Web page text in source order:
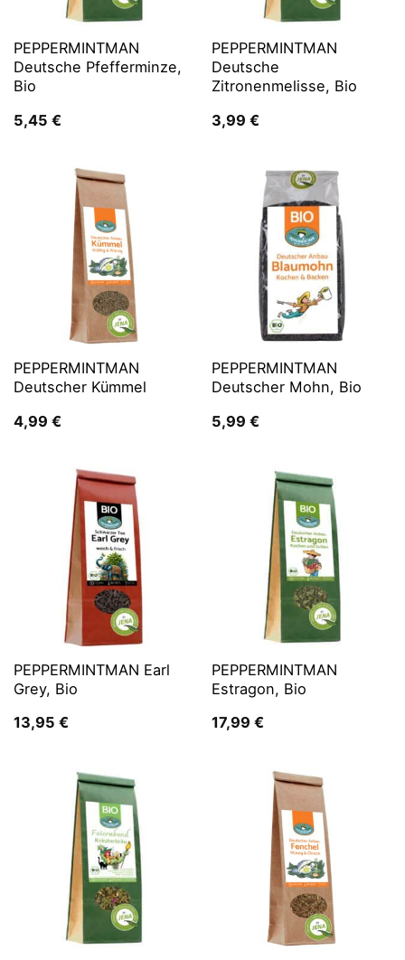
PEPPERMINTMAN
Deutsche Pfefferminze,
Bio
5,45 €
PEPPERMINTMAN
Deutsche
Zitronenmelisse, Bio
3,99 €
PEPPERMINTMAN
Deutscher Kümmel
4,99 €
PEPPERMINTMAN
Deutscher Mohn, Bio
5,99 €
PEPPERMINTMAN Earl
Grey, Bio
13,95 €
PEPPERMINTMAN
Estragon, Bio
17,99 €